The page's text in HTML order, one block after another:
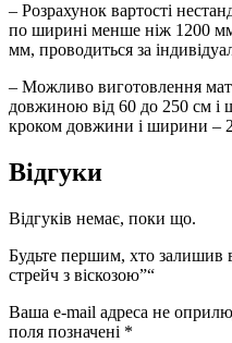
– Розрахунок вартості
по ширині менше ніж 1200
мм, проводиться за
– Можливо виготовлення
довжиною від 60 до 250 см і
кроком довжини і ширини –
Відгуки
Відгуків немає, поки що.
Будьте першим, хто
стрейч з віскозою”“
Ваша e-mail адреса не
поля позначені *